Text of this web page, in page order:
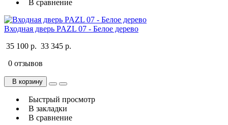
В сравнение
Входная дверь PAZL 07 - Белое дерево
35 100 р. 33 345 р.
0 отзывов
В корзину
Быстрый просмотр
В закладки
В сравнение